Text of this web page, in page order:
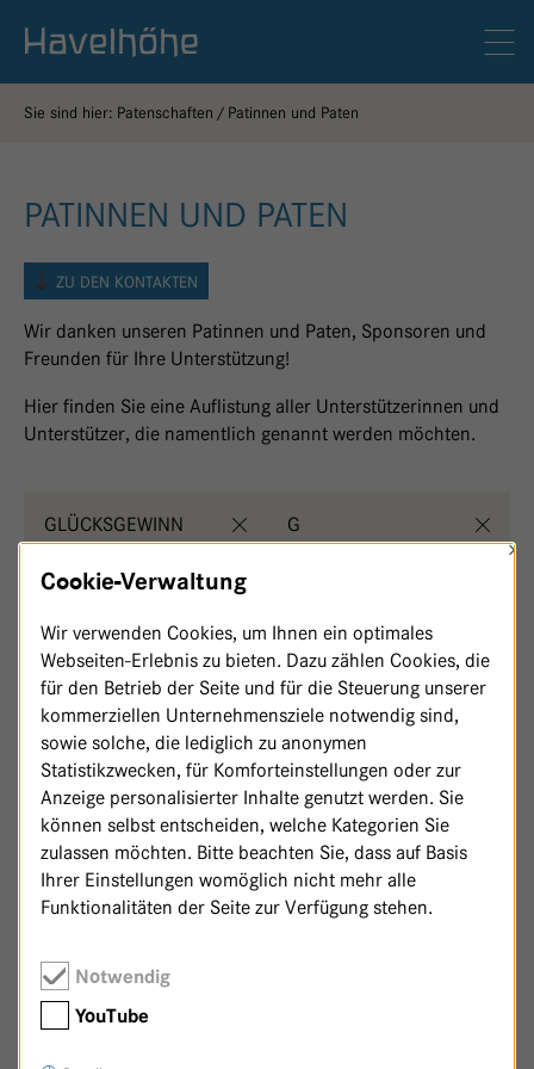
Sie sind hier: Patenschaften Patinnen und Paten
PATINNEN UND PATEN
ZU DEN KONTAKTEN
Wir danken unseren Patinnen und Paten, Sponsoren und
Freunden für Ihre Unterstützung!
Hier finden Sie eine Auflistung aller Unterstützerinnen und
Unterstützer, die namentlich genannt werden möchten.
GLÜCKSGEWINN G
GKH, Glücksgewinn
Zurück zur Patenschaftsseite
Cookie-Verwaltung
×
Wir verwenden Cookies, um Ihnen ein optimales
Webseiten-Erlebnis zu bieten. Dazu zählen Cookies, die
für den Betrieb der Seite und für die Steuerung unserer
kommerziellen Unternehmensziele notwendig sind,
sowie solche, die lediglich zu anonymen
Statistikzwecken, für Komforteinstellungen oder zur
Anzeige personalisierter Inhalte genutzt werden. Sie
können selbst entscheiden, welche Kategorien Sie
zulassen möchten. Bitte beachten Sie, dass auf Basis
Ihrer Einstellungen womöglich nicht mehr alle
Funktionalitäten der Seite zur Verfügung stehen.
Notwendig
YouTube